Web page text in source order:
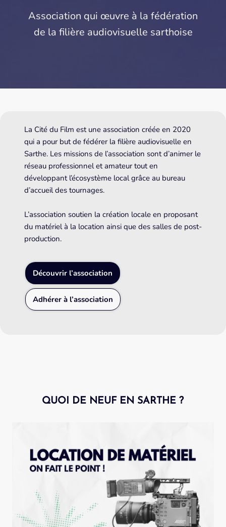
Association qui œuvre à la fédération
de la filière audiovisuelle sarthoise
La Cité du Film est une association créée en 2020
qui a pour but de fédérer la filière audiovisuelle en
Sarthe. Les missions de l’association sont d’animer le
réseau professionnel et amateur tout en
développant l’écosystème local grâce au bureau
d’accueil des tournages.
L’association soutien la création locale en proposant
du matériel à la location ainsi que des salles de post-
production.
Découvrir l’association
Adhérer à l’association
QUOI DE NEUF EN SARTHE ?